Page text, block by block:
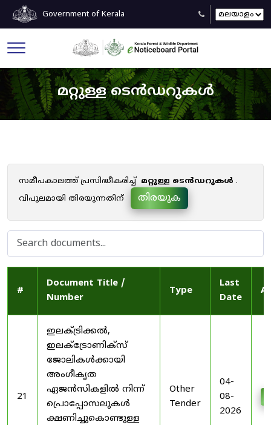
Government of Kerala
മറ്റുള്ള ടെൻഡറുകൾ
സമീപകാലത്ത് പ്രസിദ്ധീകരിച്ച് മറ്റുള്ള ടെൻഡറുകൾ .
വിപുലമായി തിരയുന്നതിന്
തിരയുക
#
Document Title /
Number
Type
Last
Date
21
ഇലക്ട്രിക്കൽ,
ഇലക്ട്രോണിക്സ്
ജോലികൾക്കായി
അംഗീകൃത
ഏജൻസികളിൽ നിന്ന്
പ്രൊപ്പോസലുകൾ
ക്ഷണിച്ചുകൊണ്ടുള്ള
Other
Tender
04-
08-
2026